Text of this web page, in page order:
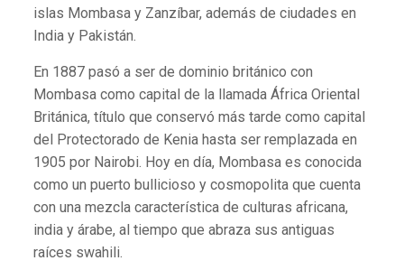
islas Mombasa y Zanzíbar, además de ciudades en
India y Pakistán.
En 1887 pasó a ser de dominio británico con
Mombasa como capital de la llamada África Oriental
Británica, título que conservó más tarde como capital
del Protectorado de Kenia hasta ser remplazada en
1905 por Nairobi. Hoy en día, Mombasa es conocida
como un puerto bullicioso y cosmopolita que cuenta
con una mezcla característica de culturas africana,
india y árabe, al tiempo que abraza sus antiguas
raíces swahili.